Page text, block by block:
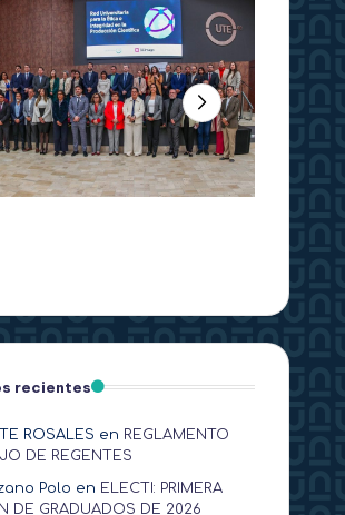
recientes
ROSALES en REGLAMENTO
DE REGENTES
Polo en ELECTI: PRIMERA
DE GRADUADOS DE 2026